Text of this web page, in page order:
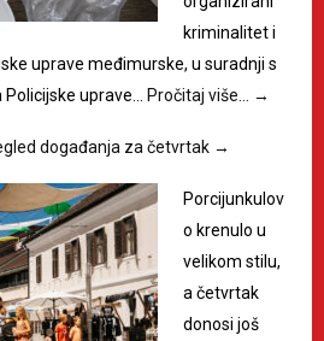
kriminalitet i
uprave međimurske, u suradnji s
uprave…
Pročitaj više… →
događanja za četvrtak →
Porcijunkulov
o krenulo u
velikom stilu,
a četvrtak
donosi još